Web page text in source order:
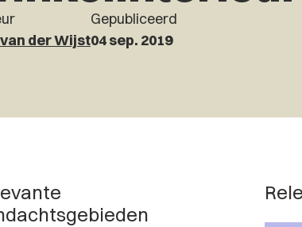
der Wijst
Gepubliceerd
04 sep. 2019